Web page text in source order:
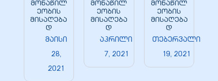
მონაწილ
ეობის
მისაღება
დ
მაისი
28,
2021
მონაწილ
ეობის
მისაღება
დ
აპრილი
7, 2021
მონაწილ
ეობის
მისაღება
დ
თებერვალი
19, 2021